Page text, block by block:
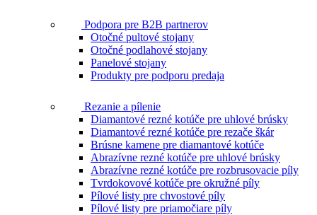
Podpora pre B2B partnerov
Otočné pultové stojany
Otočné podlahové stojany
Panelové stojany
Produkty pre podporu predaja
Rezanie a pílenie
Diamantové rezné kotúče pre uhlové brúsky
Diamantové rezné kotúče pre rezače škár
Brúsne kamene pre diamantové kotúče
Abrazívne rezné kotúče pre uhlové brúsky
Abrazívne rezné kotúče pre rozbrusovacie píly
Tvrdokovové kotúče pre okružné píly
Pílové listy pre chvostové píly
Pílové listy pre priamočiare píly